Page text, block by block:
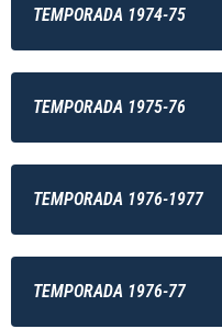
TEMPORADA 1974-75
TEMPORADA 1975-76
TEMPORADA 1976-1977
TEMPORADA 1976-77